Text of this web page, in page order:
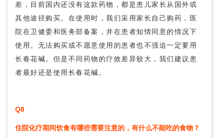
差，目前国内还没有这款药物，都是患儿家长从国外或
其他途径购买。在使用时，我们采用家长自己购药，医
院在卫健委和医务部备案，并在患者知情同意的情况下
使用。无法购买或不愿意使用的患者也不强迫一定要用
长春花碱。但是不同药物的疗效差异较大，我们建议患
者最好还是使用长春花碱。
Q8
住院化疗期间饮食有哪些需要注意的，有什么不能吃的食物？